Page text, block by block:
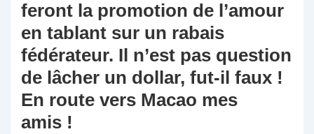
feront la promotion de l’amour
en tablant sur un rabais
fédérateur. Il n’est pas question
de lâcher un dollar, fut-il faux !
En route vers Macao mes
amis !